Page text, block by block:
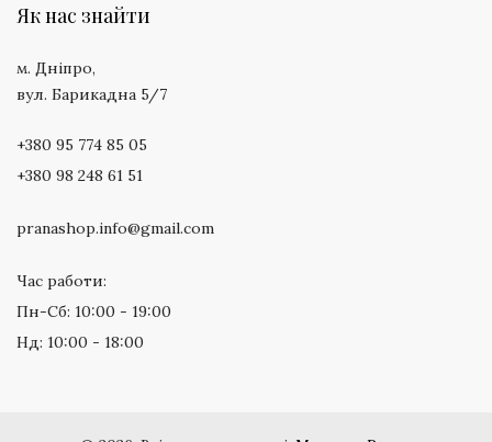
Як нас знайти
м. Дніпро,
вул. Барикадна 5/7
+380 95 774 85 05
+380 98 248 61 51
pranashop.info@gmail.com
Час работи:
Пн-Сб: 10:00 - 19:00
Нд: 10:00 - 18:00